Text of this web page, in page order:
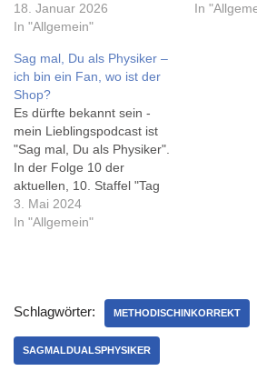
das merkt man Dr. Reinhard
Remfort und Dr. Nicolas
'Methodisch inkorrekt', an.
Von der ersten Minute an
macht es Spaß, den beiden
zuzusehen - bislang…
18. Januar 2026
In "Allgemein"
In
Sag mal, Du als Physiker –
ich bin ein Fan, wo ist der
Shop?
Es dürfte bekannt sein -
mein Lieblingspodcast ist
"Sag mal, Du als Physiker".
In der Folge 10 der
aktuellen, 10. Staffel "Tag
der Einheit" sprach
Johannes vom nicht
diese Tasse ja kaufen...
3. Mai 2024
In "Allgemein"
Schlagwörter: METHODISCHINKORREKT
SAGMALDUALSPHYSIKER